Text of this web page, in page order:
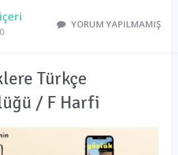
YORUM YAPILMAMIŞ
Türkçe
/ F Harfi